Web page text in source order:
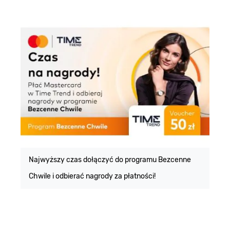
Najwyższy czas dołączyć do programu Bezcenne
Chwile i odbierać nagrody za płatności!